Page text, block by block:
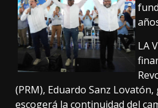
LA
(PRM), Eduardo Sanz
escogerá la continuidad del